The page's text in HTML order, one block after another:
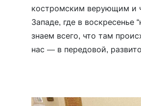
костромским верующим и
Западе, где в воскресенье
знаем всего, что там
нас — в передовой,